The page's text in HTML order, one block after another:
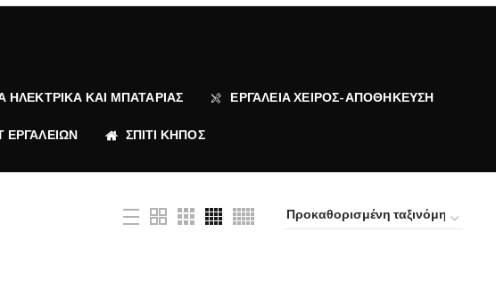
ΗΛΕΚΤΡΙΚΆ ΚΑΙ ΜΠΑΤΑΡΊΑΣ
ΕΡΓΑΛΕΙΑ ΧΕΙΡΟΣ-ΑΠΟΘΗΚΕΥΣΗ
ΕΡΓΑΛΕΊΩΝ ΣΠΙΤΙ ΚΗΠΟΣ